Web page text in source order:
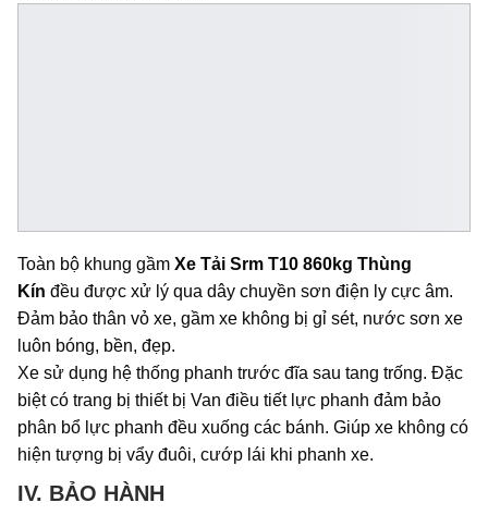
Toàn bộ khung gầm Xe Tải Srm T10 860kg Thùng
Kín đều được xử lý qua dây chuyền sơn điện ly cực âm.
Đảm bảo thân vỏ xe, gầm xe không bị gỉ sét, nước sơn xe
luôn bóng, bền, đẹp.
Xe sử dụng hệ thống phanh trước đĩa sau tang trống. Đặc
biệt có trang bị thiết bị Van điều tiết lực phanh đảm bảo
phân bổ lực phanh đều xuống các bánh. Giúp xe không có
hiện tượng bị vẩy đuôi, cướp lái khi phanh xe.
IV. BẢO HÀNH